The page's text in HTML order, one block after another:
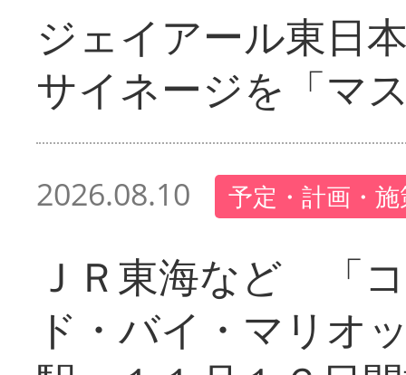
ジェイアール東日
サイネージを「マ
2026.08.10 予定・計画・
ＪＲ東海など 「
ド・バイ・マリオ